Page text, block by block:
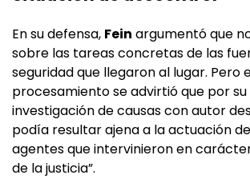
En su defensa, Fein argumentó que
sobre las tareas concretas de las
seguridad que llegaron al lugar. Pero
procesamiento se advirtió que por su
investigación de causas con autor
podía resultar ajena a la actuación
agentes que intervinieron en
de la justicia”.